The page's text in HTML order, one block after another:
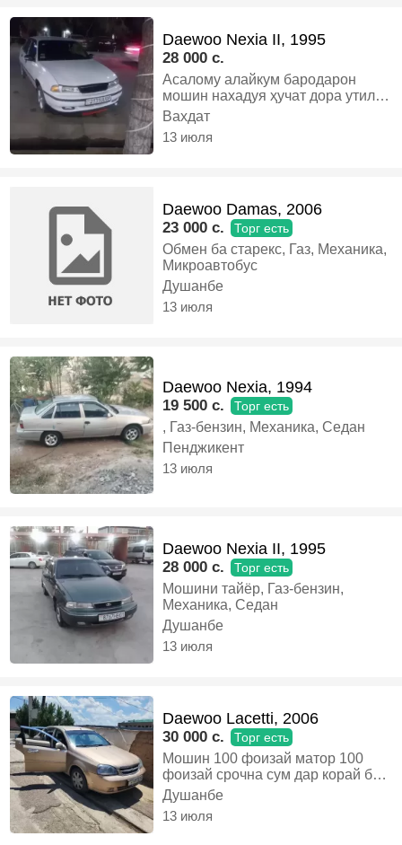
Daewoo Nexia II, 1995
28 000 c.
Асалому алайкум бародарон
мошин нахадуя ҳучат дора утил
дора, Бензин, Механика, Седан
Вахдат
13 июля
Daewoo Damas, 2006
23 000 c. Торг есть
Обмен ба старекс, Газ, Механика,
Микроавтобус
Душанбе
13 июля
Daewoo Nexia, 1994
19 500 c. Торг есть
, Газ-бензин, Механика, Седан
Пенджикент
13 июля
Daewoo Nexia II, 1995
28 000 c. Торг есть
Мошини тайёр, Газ-бензин,
Механика, Седан
Душанбе
13 июля
Daewoo Lacetti, 2006
30 000 c. Торг есть
Мошин 100 фоизай матор 100
фоизай срочна сум дар корай бо
арзон меша, Газ-бензин,
Механика, Седан
Душанбе
13 июля